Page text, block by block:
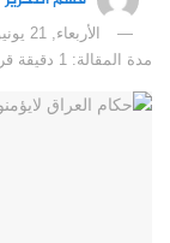
الأربعاء, 21 يونيو , 2023 الساعة 8:29 مساءً (مكة المكرمة)
مدة المقالة: 1 دقيقة قراءة